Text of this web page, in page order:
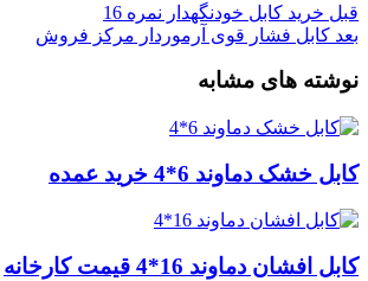
قبل خرید کابل خودنگهدار نمره 16
بعد کابل فشار قوی آرموردار مرکز فروش
نوشته های مشابه
کابل خشک دماوند 6*4 خرید عمده
کابل افشان دماوند 16*4 قیمت کارخانه